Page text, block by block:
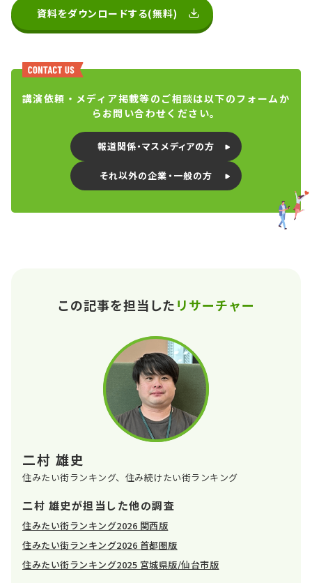
資料をダウンロードする(無料)
講演依頼・メディア掲載等のご相談は以下のフォームか
らお問い合わせください。
報道関係・マスメディアの方
それ以外の企業・一般の方
この記事を担当したリサーチャー
二村 雄史
住みたい街ランキング、住み続けたい街ランキング
二村 雄史が担当した他の調査
住みたい街ランキング2026 関西版
住みたい街ランキング2026 首都圏版
住みたい街ランキング2025 宮城県版/仙台市版